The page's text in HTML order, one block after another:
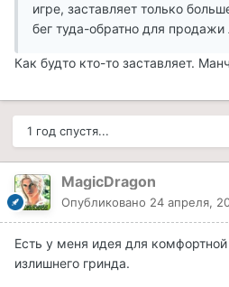
игре, заставляет только
бег туда-обратно для продажи
Как будто кто-то заставляет.
1 год спустя...
MagicDragon
Опубликовано 24 апреля,
Есть у меня идея для
излишнего гринда.